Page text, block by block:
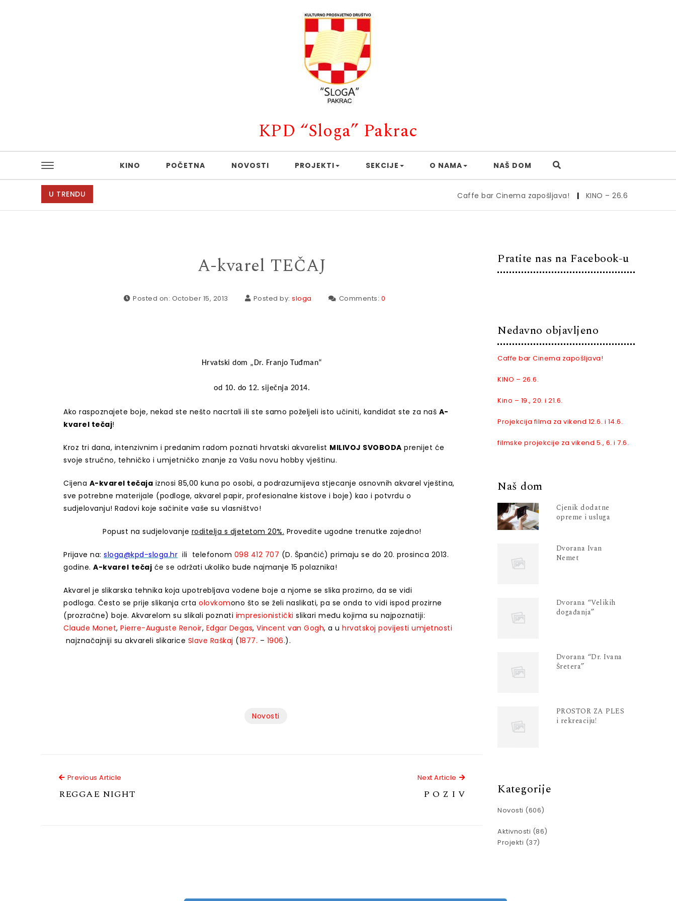
KPD “Sloga” Pakrac
KINO POČETNA NOVOSTI PROJEKTI SEKCIJE O NAMA NAŠ DOM
U TRENDU Caffe bar Cinema zapošljava! | KINO – 26.6. |
A-kvarel TEČAJ
Posted on: October 15, 2013 Posted by:sloga Comments: 0
Hrvatski dom „Dr. Franjo Tuđman“
od 10. do 12. siječnja 2014.
Ako raspoznajete boje, nekad ste nešto nacrtali ili ste samo poželjeli isto učiniti, kandidat ste za naš A-
kvarel tečaj!
Kroz tri dana, intenzivnim i predanim radom poznati hrvatski akvarelist MILIVOJ SVOBODA prenijet će
svoje stručno, tehničko i umjetničko znanje za Vašu novu hobby vještinu.
Cijena A-kvarel tečaja iznosi 85,00 kuna po osobi, a podrazumijeva stjecanje osnovnih akvarel vještina,
sve potrebne materijale (podloge, akvarel papir, profesionalne kistove i boje) kao i potvrdu o
sudjelovanju! Radovi koje sačinite vaše su vlasništvo!
Popust na sudjelovanje roditelja s djetetom 20%. Provedite ugodne trenutke zajedno!
Prijave na:sloga@kpd-sloga.hr ili telefonom 098 412 707 (D. Špančić) primaju se do 20. prosinca 2013.
godine.A-kvarel tečaj će se održati ukoliko bude najmanje 15 polaznika!
Akvarel je slikarska tehnika koja upotrebljava vodene boje a njome se slika prozirno, da se vidi
podloga. Često se prije slikanja crtaolovkomono što se želi naslikati, pa se onda to vidi ispod prozirne
(prozračne) boje. Akvarelom su slikali poznati impresionistički slikari među kojima su najpoznatiji:
Claude Monet,Pierre-Auguste Renoir, Edgar Degas,Vincent van Gogh, a uhrvatskoj povijesti umjetnosti
najznačajniji su akvareli slikarice Slave Raškaj (1877. – 1906.).
Novosti
Previous Article
REGGAE NIGHT
Next Article Next Article
P O Z I V
Pratite nas na Facebook-u
Nedavno objavljeno
Caffe bar Cinema zapošljava!
KINO – 26.6.
Kino – 19., 20. i 21.6.
Projekcija filma za vikend 12.6. i 14.6.
filmske projekcije za vikend 5., 6. i 7.6.
Naš dom
Cjenik dodatne
opreme i usluga
Dvorana Ivan
Nemet
Dvorana “Velikih
događanja”
Dvorana “Dr. Ivana
Šretera”
PROSTOR ZA PLES
i rekreaciju!
Kategorije
Novosti (606)
Aktivnosti (86)
Projekti (37)